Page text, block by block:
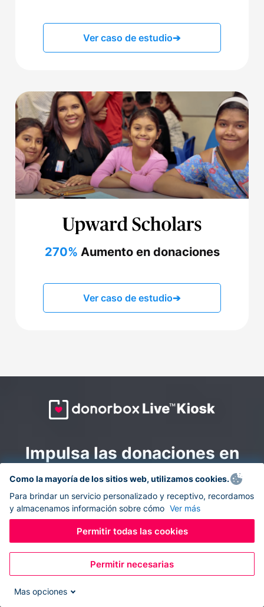
Ver caso de estudio➔
270% Aumento en donaciones
Ver caso de estudio➔
Impulsa las donaciones en
todas partes: combina la
recaudación de fondos en
línea y en el sitio con
Donorbox Live Kiosk.
Convierte tu tableta en un quiosco de donaciones y
recolecta donaciones sin efectivo durante eventos, en
Como la mayoría de los sitios web, utilizamos cookies.
Para brindar un servicio personalizado y receptivo, recordamos
y almacenamos información sobre cómo Ver más
Permitir todas las cookies
Permitir necesarias
Mas opciones